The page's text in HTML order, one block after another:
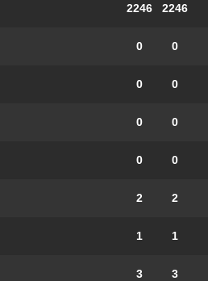
2246 2246
0 0
0 0
0 0
0 0
2 2
1 1
3 3